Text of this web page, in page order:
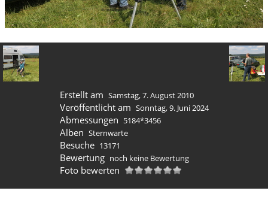
Erstellt am Samstag, 7. August 2010
Veröffentlicht am Sonntag, 9. Juni 2024
Abmessungen 5184*3456
Alben Sternwarte
Besuche 13171
Bewertung noch keine Bewertung
Foto bewerten